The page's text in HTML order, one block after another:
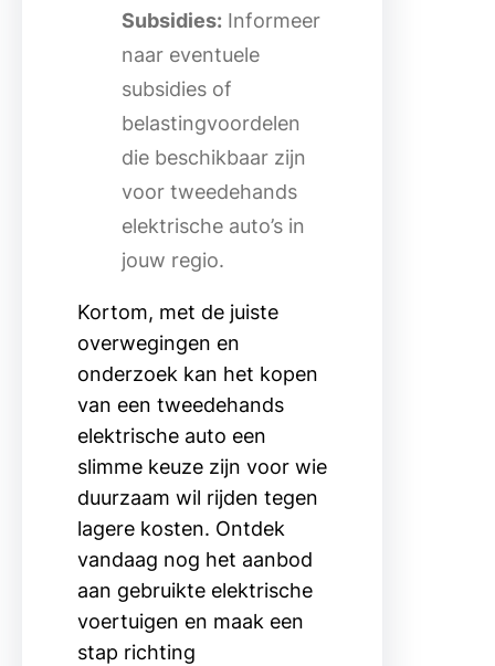
Subsidies: Informeer
naar eventuele
subsidies of
belastingvoordelen
die beschikbaar zijn
voor tweedehands
elektrische auto’s in
jouw regio.
Kortom, met de juiste
overwegingen en
onderzoek kan het kopen
van een tweedehands
elektrische auto een
slimme keuze zijn voor wie
duurzaam wil rijden tegen
lagere kosten. Ontdek
vandaag nog het aanbod
aan gebruikte elektrische
voertuigen en maak een
stap richting